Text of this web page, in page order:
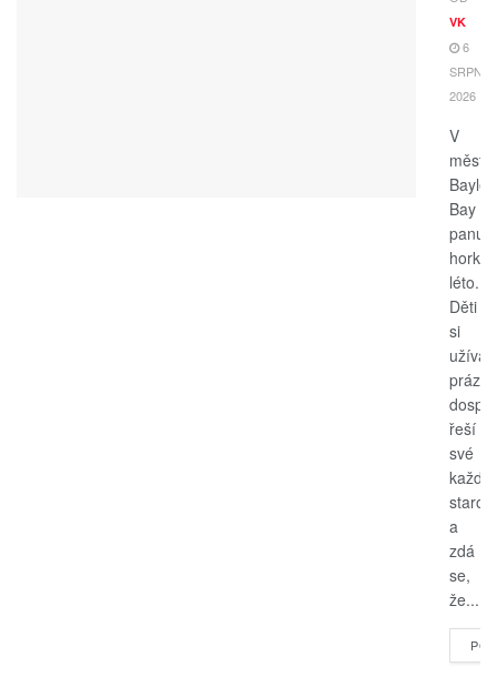
VK
6
SRPNA,
2026
V
Bay
panuje
horké
léto.
Děti
si
užívají
řeší
své
a
zdá
se,
že...